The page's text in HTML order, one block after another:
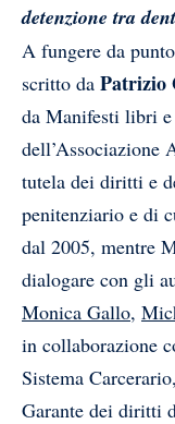
detenzione tra
A fungere da
scritto da Patrizio
da Manifesti libri
dell’Associazione
tutela dei diritti e
penitenziario e di
dal 2005, mentre
dialogare con gli
Monica Gallo,
in collaborazione
Sistema
Garante dei diritti